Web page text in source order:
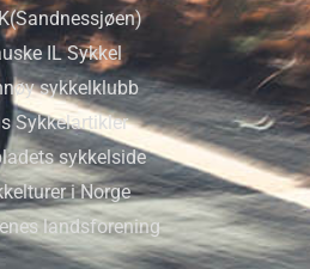
IL Sykkel
sykkelklubb
Sykkelartikler
sykkelside
i Norge
landsforening